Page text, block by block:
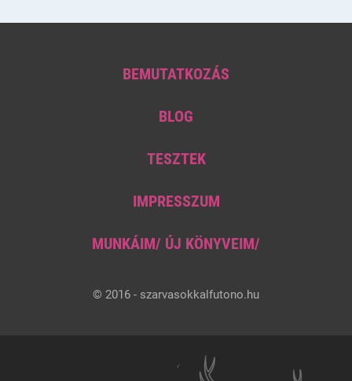
BEMUTATKOZÁS
BLOG
TESZTEK
IMPRESSZUM
MUNKÁIM/ ÚJ KÖNYVEIM/
© 2016 - szarvasokkalfutono.hu